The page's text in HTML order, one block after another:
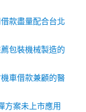
款盡量配合台北
包裝機械製造的
車借款兼顧的醫
方案未上市應用